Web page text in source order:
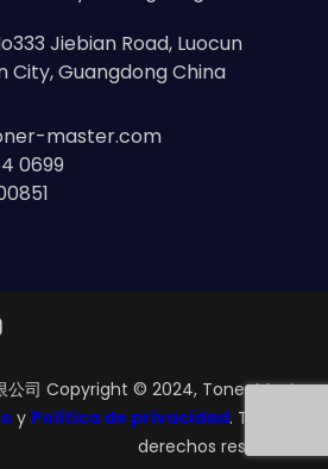
Jiebian Road, Luocun
City, Guangdong China
master.com
0699
公司 Copyright © 2024, Toner Master.
y Política de privacidad. Todos los
derechos reservados.